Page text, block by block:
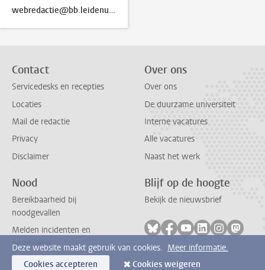
webredactie@bb.leidenuniv.nl
Contact
Servicedesks en recepties
Locaties
Mail de redactie
Privacy
Disclaimer
Over ons
Over ons
De duurzame universiteit
Interne vacatures
Alle vacatures
Naast het werk
Nood
Bereikbaarheid bij
noodgevallen
Melden incidenten en
ongevallen
Blijf op de hoogte
Bekijk de nieuwsbrief
Volg ons op bluesky
Volg ons op facebook
Volg ons op
Volg ons op
Volg ons
Volg
Deze website maakt gebruik van cookies. Meer informatie.
Cookies accepteren
Cookies weigeren